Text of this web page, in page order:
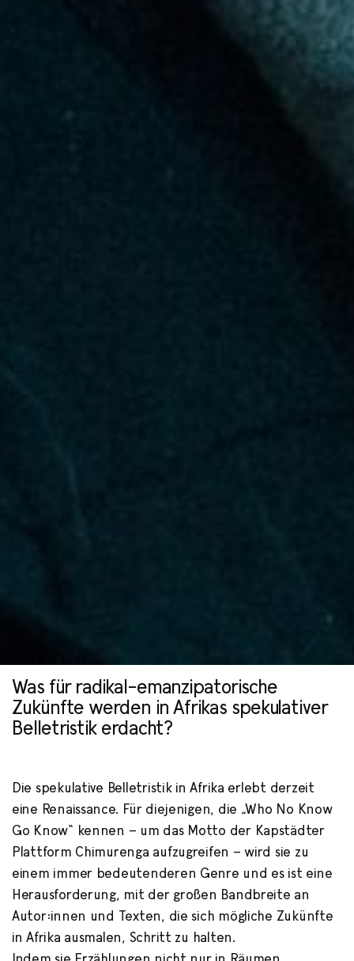
Grenzen überwinden
Was für radikal-emanzipatorische
Zukünfte werden in Afrikas spekulativer
Belletristik erdacht?
Die spekulative Belletristik in Afrika erlebt derzeit
eine Renaissance. Für diejenigen, die „Who No Know
Go Know“ kennen – um das Motto der Kapstädter
Plattform Chimurenga aufzugreifen – wird sie zu
einem immer bedeutenderen Genre und es ist eine
Herausforderung, mit der großen Bandbreite an
Autor:innen und Texten, die sich mögliche Zukünfte
in Afrika ausmalen, Schritt zu halten.